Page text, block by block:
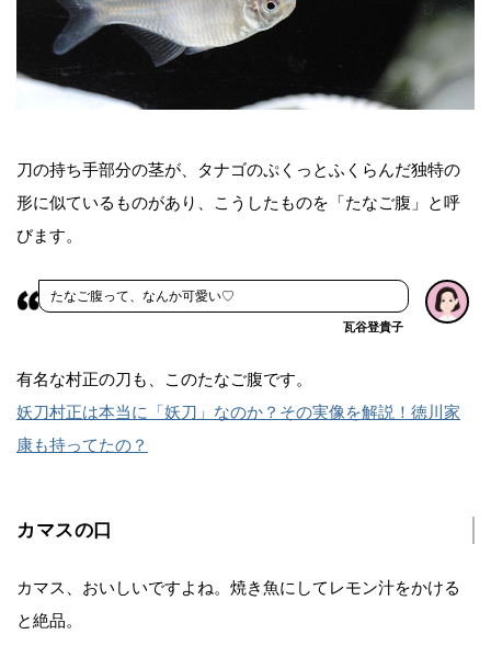
刀の持ち手部分の茎が、タナゴのぷくっとふくらんだ独特の
形に似ているものがあり、こうしたものを「たなご腹」と呼
びます。
たなご腹って、なんか可愛い♡
瓦谷登貴子
有名な村正の刀も、このたなご腹です。
妖刀村正は本当に「妖刀」なのか？その実像を解説！徳川家
康も持ってたの？
カマスの口
カマス、おいしいですよね。焼き魚にしてレモン汁をかける
と絶品。